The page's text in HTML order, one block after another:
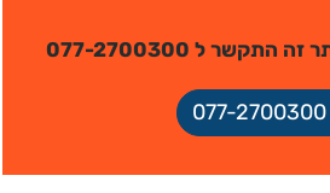
ל 077-2700300
077-2700300